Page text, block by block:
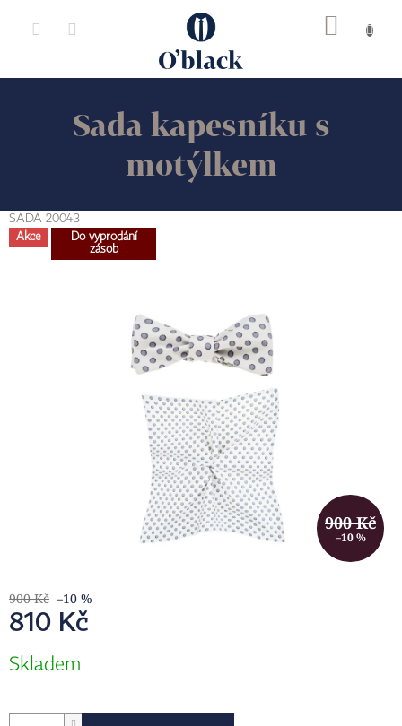
Sada kapesníku s
motýlkem
SADA 20043
Akce
Do vyprodání
zásob
900 Kč
–10 %
900 Kč –10 %
810 Kč
cena:
Skladem